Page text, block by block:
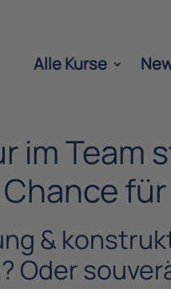
Alle Kurse
im Team
&
Oder